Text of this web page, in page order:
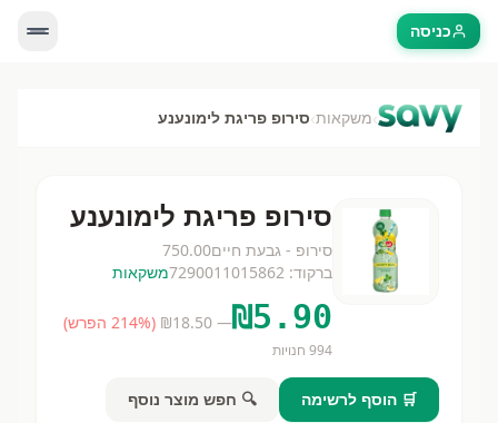
כניסה
›משקאות›סירופ פריגת לימונענע
סירופ פריגת לימונענע
סירופ - גבעת חיים750.00
ברקוד: 7290011015862משקאות
₪5.90
— ₪
18.50
(
214% הפרש)
994 חנויות
🛒 הוסף לרשימה 🔍 חפש מוצר נוסף